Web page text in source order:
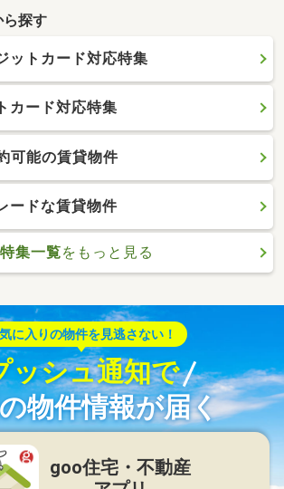
ら探す
ットカード対応特集
カード対応特集
可能の賃貸物件
ードな賃貸物件
特集一覧をもっと見る
に入りの物件を見逃さない！
ッシュ通知で
物件情報が届く
goo住宅・不動産